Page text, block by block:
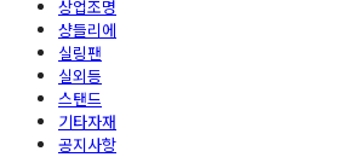
상업조명
샹들리에
실링팬
실외등
스탠드
기타자재
공지사항